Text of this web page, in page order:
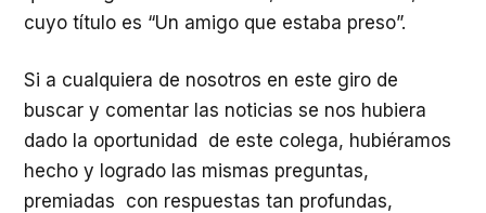
cuyo título es “Un amigo que estaba preso”.
Si a cualquiera de nosotros en este giro de
buscar y comentar las noticias se nos hubiera
dado la oportunidad de este colega, hubiéramos
hecho y logrado las mismas preguntas,
premiadas con respuestas tan profundas,